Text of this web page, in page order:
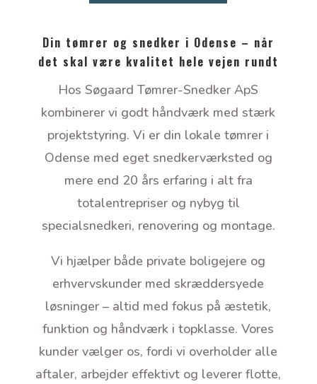
Din tømrer og snedker i Odense – når
det skal være kvalitet hele vejen rundt
Hos Søgaard Tømrer-Snedker ApS
kombinerer vi godt håndværk med stærk
projektstyring. Vi er din lokale tømrer i
Odense med eget snedkerværksted og
mere end 20 års erfaring i alt fra
totalentrepriser og nybyg til
specialsnedkeri, renovering og montage.
Vi hjælper både private boligejere og
erhvervskunder med skræddersyede
løsninger – altid med fokus på æstetik,
funktion og håndværk i topklasse. Vores
kunder vælger os, fordi vi overholder alle
aftaler, arbejder effektivt og leverer flotte,